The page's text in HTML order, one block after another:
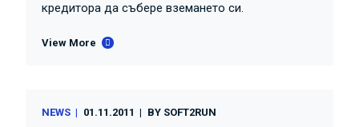
кредитора да събере вземането си.
View More
NEWS 01.11.2011 BY SOFT2RUN